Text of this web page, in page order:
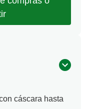
cáscara hasta